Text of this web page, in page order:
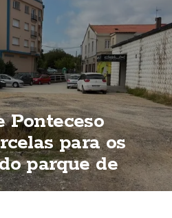
Ponteceso
para os
parque de